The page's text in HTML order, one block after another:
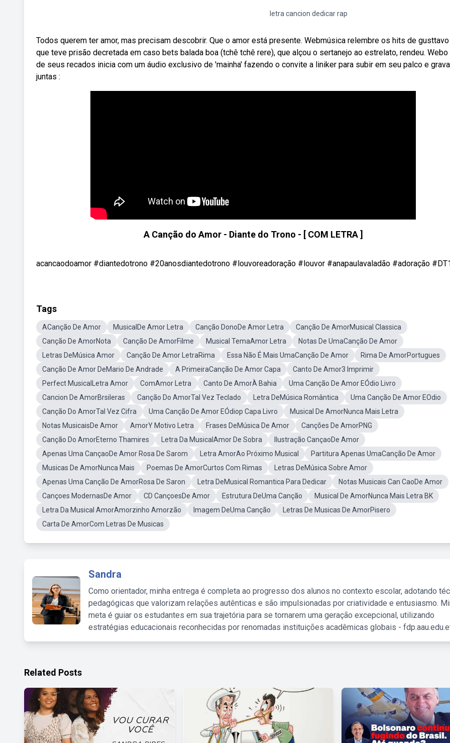
letra cancion dedicar rap
Todos querem ter amor, mas precisam descobrir. Que o amor está presente. Webmúsica relembre os hits de
que teve prisão decretada em caso bets balada boa (tchê tchê rere), que alçou o sertanejo ao estrelato, rendeu.
de seus recados inicia com um áudio exclusivo de 'mainha' fazendo o convite a liniker para subir em seu palco e
juntas :
A Canção do Amor - Diante do Trono - [ COM LETRA ]
acancaodoamor #diantedotrono #20anosdiantedotrono #louvoreadoração #louvor #anapaulavaladão #adoração
Tags
ACanção De Amor MusicalDe Amor Letra Canção DonoDe Amor Letra
Canção De AmorMusical Classica
Canção De AmorNota
Canção De AmorFilme Musical TemaAmor Letra
Notas De UmaCanção De Amor
Letras DeMúsica Amor
Canção De Amor LetraRima Essa Não É Mais UmaCanção De Amor
Rima De AmorPortugues
Canção De Amor DeMario De Andrade
A PrimeiraCanção De Amor Capa
Canto De Amor3 Imprimir
Perfect MusicalLetra Amor
ComAmor Letra Canto De AmorÀ Bahia
Uma Canção De Amor EÓdio Livro
Cancion De AmorBrsileras
Canção Do AmorTal Vez Teclado Letra DeMúsica Romântica
Uma Canção De Amor EOdio
Canção Do AmorTal Vez Cifra
Uma Canção De Amor EÓdiop Capa Livro
Musical De AmorNunca Mais Letra
Notas MusicaisDe Amor
AmorY Motivo Letra Frases DeMúsica De Amor
Canções De AmorPNG
Canção Do AmorEterno Thamires
Letra Da MusicalAmor De Sobra
Ilustração CançaoDe Amor
Apenas Uma CançaoDe Amor Rosa De Sarom
Letra AmorAo Próximo Musical
Partitura Apenas UmaCanção De Amor
Musicas De AmorNunca Mais
Poemas De AmorCurtos Com Rimas
Letras DeMúsica Sobre Amor
Apenas Uma Canção De AmorRosa De Saron
Letra DeMusical Romantica Para Dedicar
Notas Musicais Can CaoDe Amor
Cançoes ModernasDe Amor
CD CançoesDe Amor Estrutura DeUma Canção
Musical De AmorNunca Mais Letra BK
Letra Da Musical AmorAmorzinho Amorzão
Imagem DeUma Canção
Letras De Musicas De AmorPisero
Carta De AmorCom Letras De Musicas
Sandra
Como orientador, minha entrega é completa ao progresso dos alunos no contexto escolar, adotando
pedagógicas que valorizam relações autênticas e são impulsionadas por criatividade e entusiasmo.
meta é guiar os estudantes em sua trajetória para se tornarem uma geração excepcional, utilizando
estratégias educacionais reconhecidas por renomadas instituições acadêmicas globais -
Related Posts